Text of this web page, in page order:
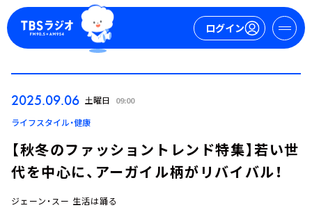
ログイン
ログイン
2025.09.06 土曜日 09:00
ライフスタイル・健康
【秋冬のファッショントレンド特集】若い世
代を中心に、アーガイル柄がリバイバル！
ジェーン・スー 生活は踊る